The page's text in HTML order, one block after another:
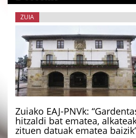
ZUIA
Zuiako EAJ-PNVk:
hitzaldi bat ematea,
zituen datuak ematea